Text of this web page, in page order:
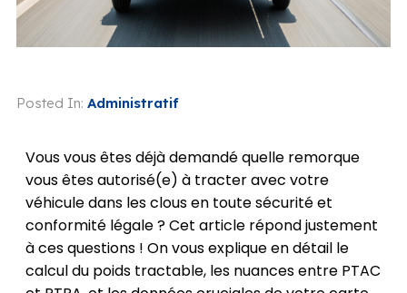
Posted In: Administratif
Vous vous êtes déjà demandé quelle remorque
vous êtes autorisé(e) à tracter avec votre
véhicule dans les clous en toute sécurité et
conformité légale ? Cet article répond justement
à ces questions ! On vous explique en détail le
calcul du poids tractable, les nuances entre PTAC